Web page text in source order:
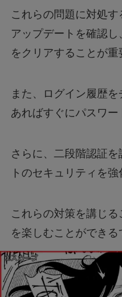
これらの問題に対処
アップデートを確認
をクリアすることが重
また、ログイン履歴
あればすぐにパスワー
さらに、二段階認証
トのセキュリティを強
これらの対策を講じ
を楽しむことができる